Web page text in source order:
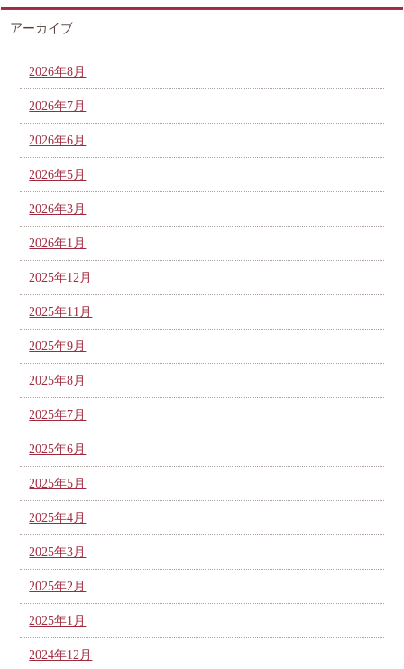
アーカイブ
2026年8月
2026年7月
2026年6月
2026年5月
2026年3月
2026年1月
2025年12月
2025年11月
2025年9月
2025年8月
2025年7月
2025年6月
2025年5月
2025年4月
2025年3月
2025年2月
2025年1月
2024年12月